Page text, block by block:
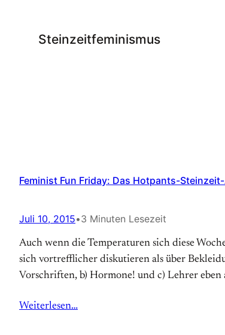
Steinzeitfeminismus
Feminist Fun Friday: Das Hotpants-
Juli 10, 2015•3 Minuten Lesezeit
Auch wenn die Temperaturen sich diese
sich vortrefflicher diskutieren als über
Vorschriften, b) Hormone! und c) Lehrer eben
Weiterlesen…